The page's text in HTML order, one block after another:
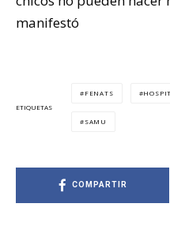
manifestó
ETIQUETAS
FENATS
SAMU
COMPARTIR